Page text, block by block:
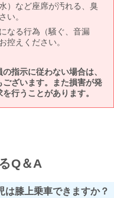
）など座席が汚れる、臭
い。
なる行為（騒ぐ、音漏
控えください。
指示に従わない場合は、
ざいます。また損害が発
行うことがあります。
Q＆A
は膝上乗車できますか？